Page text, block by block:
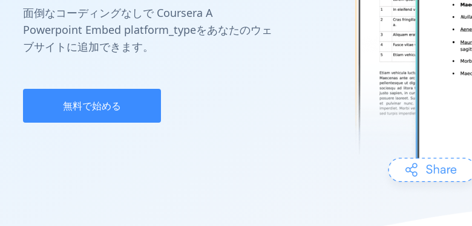
面倒なコーディングなしで Coursera A
Powerpoint Embed platform_typeをあなたのウェ
ブサイトに追加できます。
無料で始める